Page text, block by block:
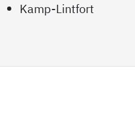
Kamp-Lintfort